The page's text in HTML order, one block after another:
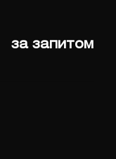
за запитом